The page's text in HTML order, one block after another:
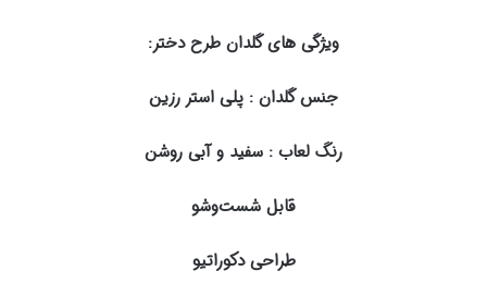
ویژگی های گلدان طرح دختر:
جنس گلدان : پلی استر رزین
رنگ لعاب : سفید و آبی روشن
قابل شست‌وشو
طراحی دکوراتیو